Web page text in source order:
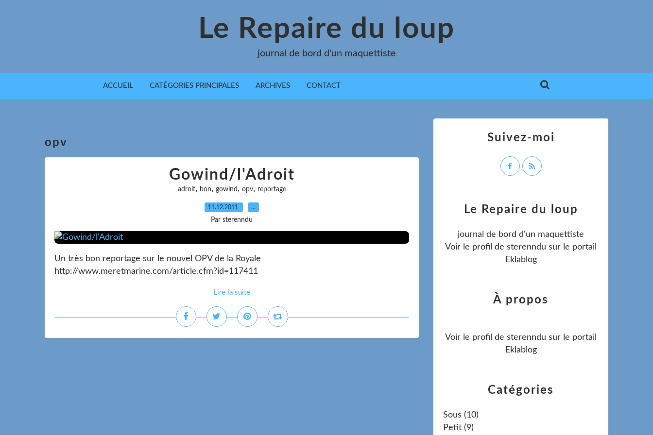
Le Repaire du loup
journal de bord d'un maquettiste
ACCUEIL CATÉGORIES PRINCIPALES ARCHIVES CONTACT
opv
Gowind/l'Adroit
adroit, bon, gowind , opv, reportage
11.12.2011 …
Par sterenndu
Un très bon reportage sur le nouvel OPV de la Royale
http://www.meretmarine.com/article.cfm?id=117411
Lire la suite
Catégories
Sous (10)
Petit (9)
Le Repaire du loup
journal de bord d'un maquettiste
Voir le profil de sterenndu sur le portail
Eklablog
Suivez-moi
À propos
Voir le profil de sterenndu sur le portail
Eklablog